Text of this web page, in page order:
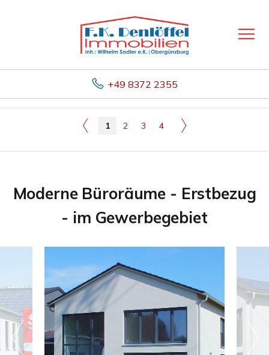
+49 8372 2355
1 2 3 4
Moderne Büroräume - Erstbezug
- im Gewerbegebiet